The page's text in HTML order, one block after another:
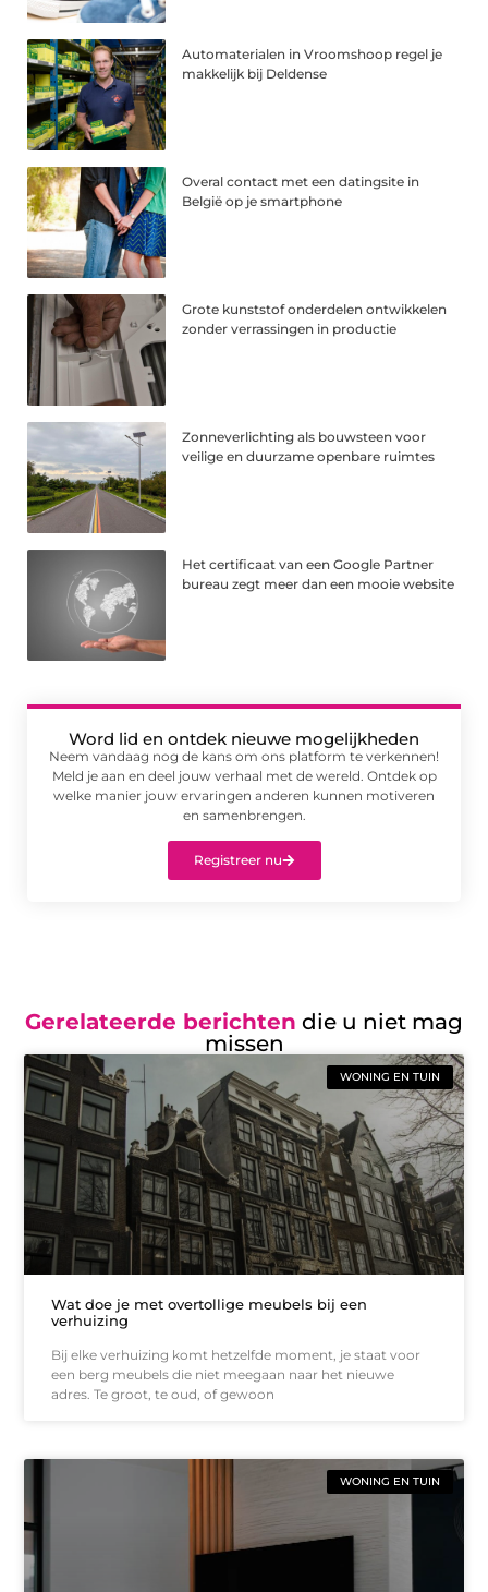
Automaterialen in Vroomshoop regel je
makkelijk bij Deldense
Overal contact met een datingsite in
België op je smartphone
Grote kunststof onderdelen ontwikkelen
zonder verrassingen in productie
Zonneverlichting als bouwsteen voor
veilige en duurzame openbare ruimtes
Het certificaat van een Google Partner
bureau zegt meer dan een mooie website
Word lid en ontdek nieuwe mogelijkheden
Neem vandaag nog de kans om ons platform te verkennen!
Meld je aan en deel jouw verhaal met de wereld. Ontdek op
welke manier jouw ervaringen anderen kunnen motiveren
en samenbrengen.
Registreer nu
Gerelateerde berichten die u niet mag
missen
WONING EN TUIN
Wat doe je met overtollige meubels bij een
verhuizing
Bij elke verhuizing komt hetzelfde moment, je staat voor
een berg meubels die niet meegaan naar het nieuwe
adres. Te groot, te oud, of gewoon
WONING EN TUIN